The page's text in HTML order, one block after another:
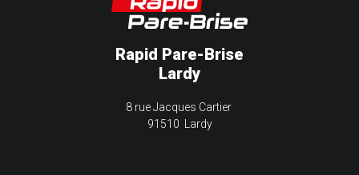
Rapid Pare-Brise
Lardy
8 rue Jacques Cartier
91510 Lardy